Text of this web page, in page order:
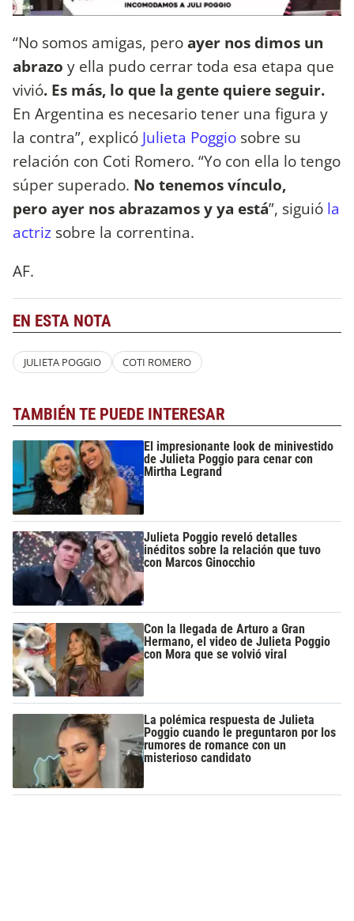
“No somos amigas, peroayer nos dimos un
abrazo y ella pudo cerrar toda esa etapa que
vivió. Es más, lo que la gente quiere seguir.
En Argentina es necesario tener una figura y
la contra”, explicó Julieta Poggio sobre su
relación con Coti Romero. “Yo con ella lo tengo
súper superado. No tenemos vínculo,
pero ayer nos abrazamos y ya está”, siguió la
actriz sobre la correntina.
AF.
EN ESTA NOTA
JULIETA POGGIO COTI ROMERO
TAMBIÉN TE PUEDE INTERESAR
El impresionante look de minivestido
de Julieta Poggio para cenar con
Mirtha Legrand
Julieta Poggio reveló detalles
inéditos sobre la relación que tuvo
con Marcos Ginocchio
Con la llegada de Arturo a Gran
Hermano, el video de Julieta Poggio
con Mora que se volvió viral
La polémica respuesta de Julieta
Poggio cuando le preguntaron por los
rumores de romance con un
misterioso candidato